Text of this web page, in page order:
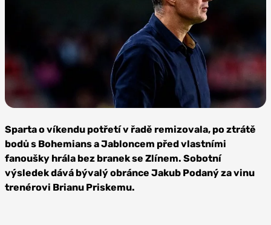
Sparta Praha
Sparta o víkendu potřetí v řadě remizovala, po ztrátě
bodů s Bohemians a Jabloncem před vlastními
fanoušky hrála bez branek se Zlínem. Sobotní
výsledek dává bývalý obránce Jakub Podaný za vinu
trenérovi Brianu Priskemu.